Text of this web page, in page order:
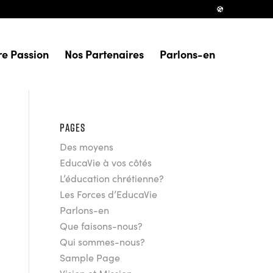
Passion Nos Partenaires Parlons-en
PAGES
Des moyens
EducaVie à vos côtés
L’éducation chrétienne?
Les Forces d’EducaVie
Parlons-en
Que faisons-nous?
Qui sommes-nous?
Sample Page